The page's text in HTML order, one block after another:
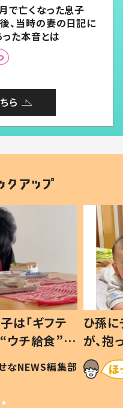
で亡くなった息子
、当時の妻の日記に
た本音とは
ら
は「ギフテ
ウチ給食”を
#令和の親
なNEWS編集部
ひ孫
が、
「涙が
い」